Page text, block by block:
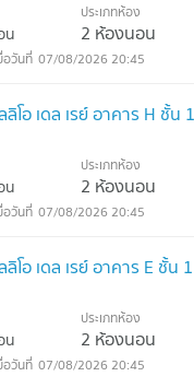
School : 700 ม.
น
ประเภทห้อง
2 ห้องนอน
07/08/2026 20:45
ลลิโอ เดล เรย์ อาคาร H
น
ประเภทห้อง
2 ห้องนอน
07/08/2026 20:45
ลลิโอ เดล เรย์ อาคาร E
น
ประเภทห้อง
2 ห้องนอน
07/08/2026 20:45